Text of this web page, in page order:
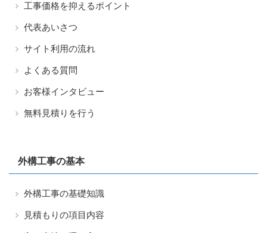
工事価格を抑えるポイント
代表あいさつ
サイト利用の流れ
よくある質問
お客様インタビュー
無料見積りを行う
外構工事の基本
外構工事の基礎知識
見積もりの項目内容